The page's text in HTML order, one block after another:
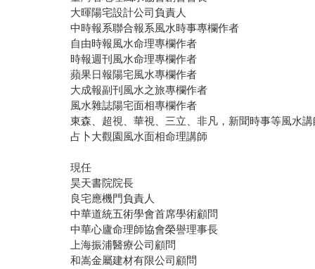
大暉陽宅設計公司負責人
中時報系聯合報系風水時事專欄作者
自由時報風水命理專欄作者
時報週刊風水命理專欄作者
蘋果日報陽宅風水專欄作者
大成報副刊風水之旅專欄作者
風水雜誌陽宅面相專欄作者
東森、超視、華視、三立、非凡，新聞時事等風水講
占卜大觀園風水面相命理講師
現任
昊天書院院長
良宅應機門負責人
中華道統五術學會首席學術顧問
中華心廬命理師協會榮譽理事長
上海振浦醫療公司顧問
和嵩金屬建材有限公司顧問